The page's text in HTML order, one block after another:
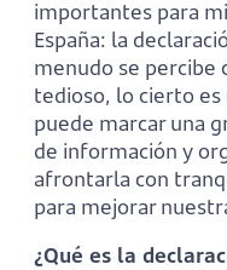
importantes para
España: la
menudo se percibe
tedioso, lo cierto es
puede marcar una
de información y
afrontarla con
para mejorar
¿Qué es la